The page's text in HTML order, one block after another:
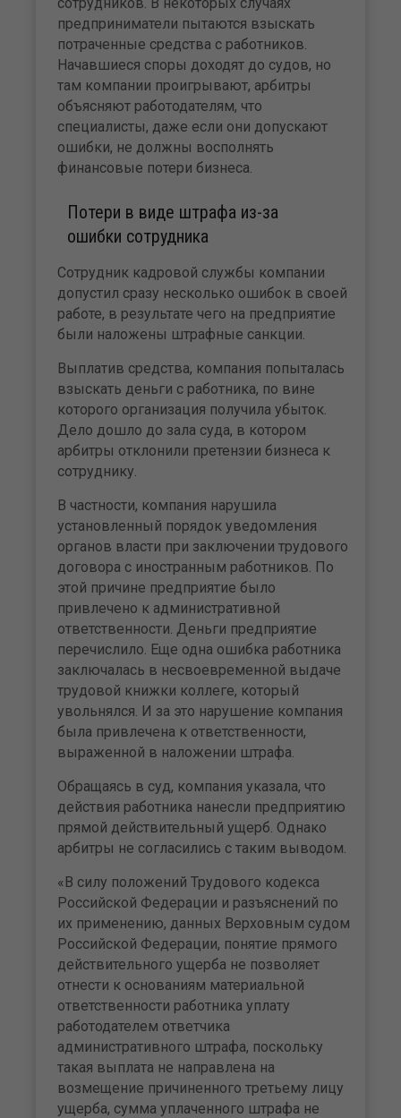
предприниматели пытаются взыскать
потраченные средства с работников.
Начавшиеся споры доходят до судов, но
там компании проигрывают, арбитры
объясняют работодателям, что
специалисты, даже если они допускают
ошибки, не должны восполнять
финансовые потери бизнеса.
Потери в виде штрафа из-за
ошибки сотрудника
Сотрудник кадровой службы компании
допустил сразу несколько ошибок в своей
работе, в результате чего на предприятие
были наложены штрафные санкции.
Выплатив средства, компания попыталась
взыскать деньги с работника, по вине
которого организация получила убыток.
Дело дошло до зала суда, в котором
арбитры отклонили претензии бизнеса к
сотруднику.
В частности, компания нарушила
установленный порядок уведомления
органов власти при заключении трудового
договора с иностранным работников. По
этой причине предприятие было
привлечено к административной
ответственности. Деньги предприятие
перечислило. Еще одна ошибка работника
заключалась в несвоевременной выдаче
трудовой книжки коллеге, который
увольнялся. И за это нарушение компания
была привлечена к ответственности,
выраженной в наложении штрафа.
Обращаясь в суд, компания указала, что
действия работника нанесли предприятию
прямой действительный ущерб. Однако
арбитры не согласились с таким выводом.
«В силу положений Трудового кодекса
Российской Федерации и разъяснений по
их применению, данных Верховным судом
Российской Федерации, понятие прямого
действительного ущерба не позволяет
отнести к основаниям материальной
ответственности работника уплату
работодателем ответчика
административного штрафа, поскольку
такая выплата не направлена на
возмещение причиненного третьему лицу
ущерба, сумма уплаченного штрафа не